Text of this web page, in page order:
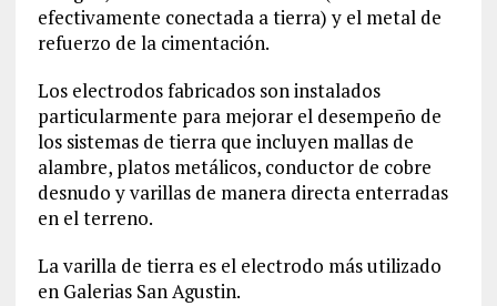
efectivamente conectada a tierra) y el metal de
refuerzo de la cimentación.
Los electrodos fabricados son instalados
particularmente para mejorar el desempeño de
los sistemas de tierra que incluyen mallas de
alambre, platos metálicos, conductor de cobre
desnudo y varillas de manera directa enterradas
en el terreno.
La varilla de tierra es el electrodo más utilizado
en Galerias San Agustin.